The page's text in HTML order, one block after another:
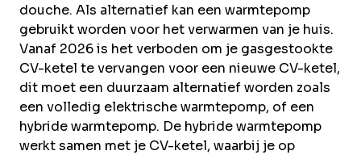
douche. Als alternatief kan een warmtepomp
gebruikt worden voor het verwarmen van je huis.
Vanaf 2026 is het verboden om je gasgestookte
CV-ketel te vervangen voor een nieuwe CV-ketel,
dit moet een duurzaam alternatief worden zoals
een volledig elektrische warmtepomp, of een
hybride warmtepomp. De hybride warmtepomp
werkt samen met je CV-ketel, waarbij je op